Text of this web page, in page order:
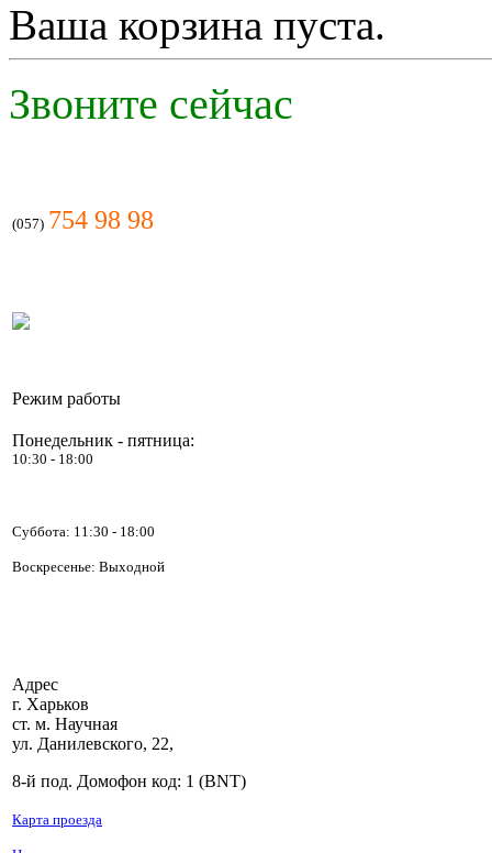
DEKKER
DSH105R/QDC
INVERTER
Позвоните, чтобы
уточнить цену
DEKKER DSH105R
Green line + ТЭН
Ваша корзина пуста.
Звоните сейчас
(057) 754 98 98
Режим работы
Понедельник - пятница:
10:30 - 18:00
Суббота: 11:30 - 18:00
Воскресенье: Выходной
Адрес
г. Харьков
ст. м. Научная
ул. Данилевского, 22,
8-й под. Домофон код: 1 (BNT)
Карта проезда